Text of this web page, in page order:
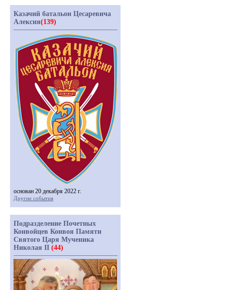
Казачий батальон Цесаревича
Алексия(139)
основан 20 декабря 2022 г.
Другие события
Подразделение Почетных
Конвойцев Конвоя Памяти
Святого Царя Мученика
Николая II (44)